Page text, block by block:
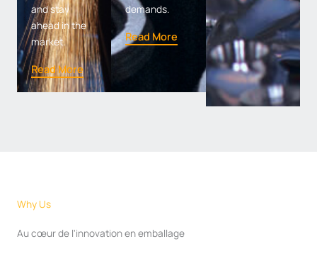
and stay
ahead in the
market.
Read More
demands.
Read More
Why Us
Au cœur de l'innovation en emballage